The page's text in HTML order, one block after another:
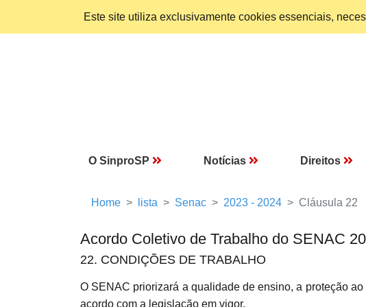
Este site utiliza exclusivamente cookies essenciais,
O SinproSP Notícias Direitos
Home lista Senac 2023 - 2024 Cláusula 22
Acordo Coletivo de Trabalho do SENAC
22. CONDIÇÕES DE TRABALHO
O SENAC priorizará a qualidade de ensino, a proteção
acordo com a legislação em vigor.